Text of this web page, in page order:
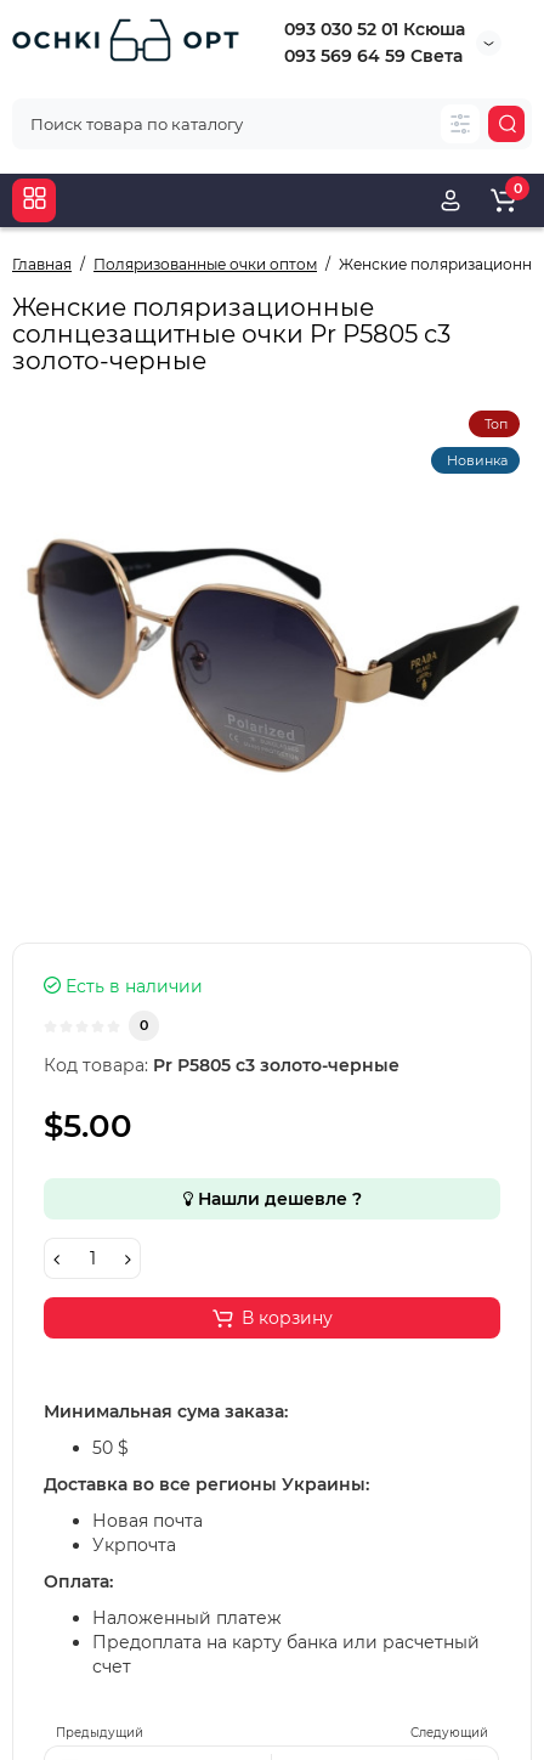
093 030 52 01 Ксюша
093 569 64 59 Света
0
Главная Поляризованные очки оптом Женские
Женские поляризационные
солнцезащитные очки Pr Р5805 с3
золото-черные
Топ
Новинка
Предыдущий Следующий
Есть в наличии
0
Код товара: Pr Р5805 с3 золото-черные
$5.00
Нашли дешевле ?
В корзину
Минимальная сума заказа:
50 $
Доставка во все регионы Украины:
Новая почта
Укрпочта
Оплата:
Наложенный платеж
Предоплата на карту банка или расчетный
счет